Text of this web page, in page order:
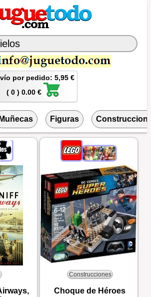
por pedido: 5,95 €
( 0 ) 0.00 €
Muñecas Figuras
Construcciones
Choque de Héroes